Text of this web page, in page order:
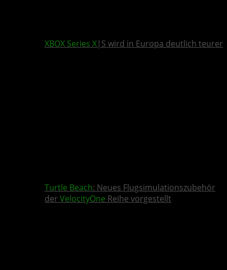
XBOX Series X|S wird in Europa deutlich teurer
Turtle Beach: Neues Flugsimulationszubehör
der VelocityOne Reihe vorgestellt